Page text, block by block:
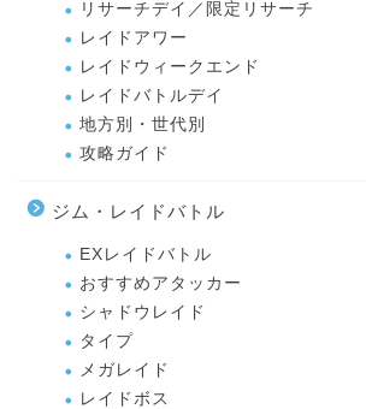
リサーチデイ／限定リサーチ
レイドアワー
レイドウィークエンド
レイドバトルデイ
地方別・世代別
攻略ガイド
ジム・レイドバトル
EXレイドバトル
おすすめアタッカー
シャドウレイド
タイプ
メガレイド
レイドボス